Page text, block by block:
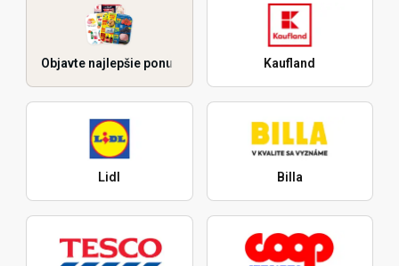
Objavte najlepšie ponuky Kaufland
Lidl Billa